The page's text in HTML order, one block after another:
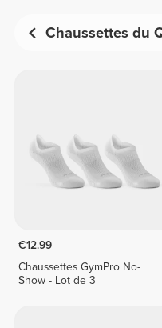
Chaussettes du
€12.99
Chaussettes GymPro No-
Show - Lot de 3